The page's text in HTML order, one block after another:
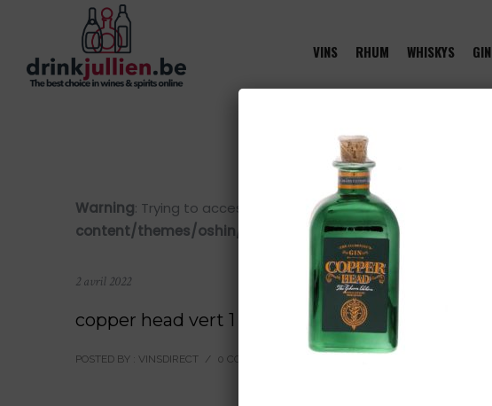
VINS RHUM WHISKYS GIN
Warning: Trying to access array offset on value of type null in
content/themes/oshin/content.phpon line28
2 avril 2022
copper head vert 1
POSTED BY : VINSDIRECT / 0 COMMENTS